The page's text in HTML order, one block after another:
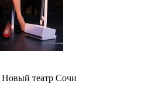
Новый театр Сочи